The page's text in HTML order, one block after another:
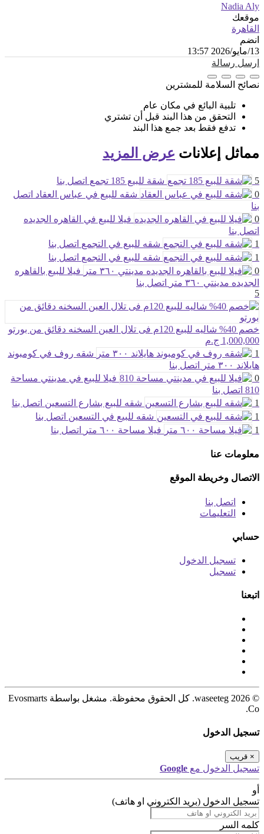
Nadia Aly
موقعك
القاهرة
انضم
13/مايو/2026 13:57
ارسل رسالة
نصائح السلامة للمشترين
تلبية البائع في مكان عام
التحقق من هذا البند قبل أن تشتري
تدفع فقط بعد جمع هذا البند
مماثل إعلانات عرض المزيد
5 شقة للبيع 185 تجمع
اتصل بنا
0
شقه للبيع في عباس العقاد اتصل
بنا
0
فيلا للبيع في القاهره الجديده
اتصل بنا
1
شقه للبيع في التجمع اتصل بنا
1
شقه للبيع في التجمع اتصل بنا
0
فيلا للبيع بالقاهره
الجديده مدينتي ٣٦٠ متر
اتصل بنا
5
خصم 40% شاليه للبيع 120م فى تلال العين السخنه دقائق من بورتو
1,000,000 ج.م
1
شقه روف في كومبوند
هايلاند ٣٠٠ متر
اتصل بنا
0
فيلا للبيع في مدينتي مساحة
810 اتصل بنا
1
شقه للبيع بشارع التسعين اتصل بنا
1
شقه للبيع في التسعين اتصل بنا
1
فيلا مساحة ٦٠٠ متر اتصل بنا
معلومات عنا
الاتصال وخريطة الموقع
اتصل بنا
التعليمات
حسابي
تسجيل الدخول
تسجيل
اتبعنا
© 2026 waseeteg. كل الحقوق محفوظة. مشغل بواسطة Evosmarts
Co.
تسجيل الدخول
× قريب
تسجيل الدخول مع Google
أو
تسجيل الدخول (بريد الكتروني او هاتف)
كلمه السر